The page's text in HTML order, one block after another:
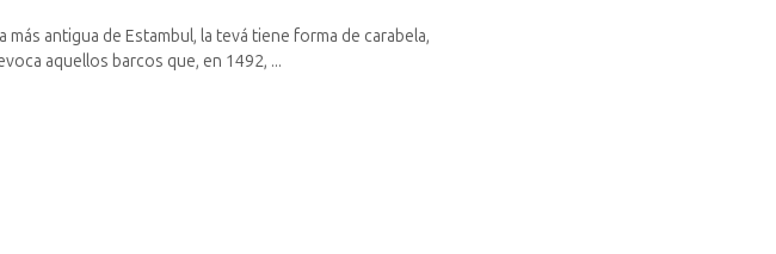
antigua de Estambul, la tevá tiene forma de carabela,
aquellos barcos que, en 1492, ...